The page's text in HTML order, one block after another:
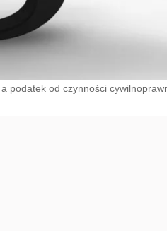
podatek od czynności